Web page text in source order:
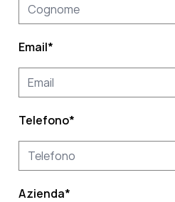
Email*
Telefono*
Azienda*